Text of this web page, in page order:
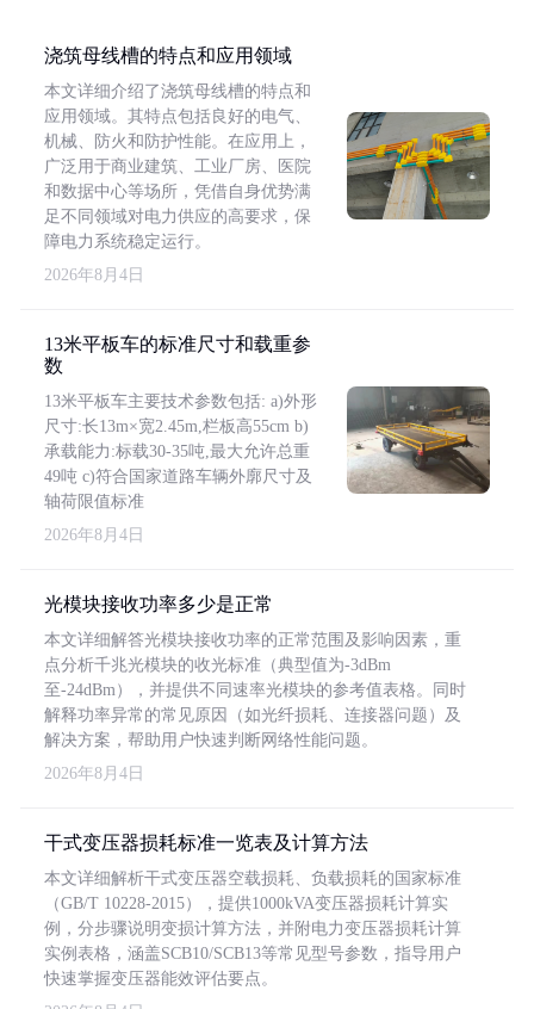
浇筑母线槽的特点和应用领域
本文详细介绍了浇筑母线槽的特点和
应用领域。其特点包括良好的电气、
机械、防火和防护性能。在应用上，
广泛用于商业建筑、工业厂房、医院
和数据中心等场所，凭借自身优势满
足不同领域对电力供应的高要求，保
障电力系统稳定运行。
2026年8月4日
13米平板车的标准尺寸和载重参
数
13米平板车主要技术参数包括: a)外形
尺寸:长13m×宽2.45m,栏板高55cm b)
承载能力:标载30-35吨,最大允许总重
49吨 c)符合国家道路车辆外廓尺寸及
轴荷限值标准
2026年8月4日
光模块接收功率多少是正常
本文详细解答光模块接收功率的正常范围及影响因素，重
点分析千兆光模块的收光标准（典型值为-3dBm
至-24dBm），并提供不同速率光模块的参考值表格。同时
解释功率异常的常见原因（如光纤损耗、连接器问题）及
解决方案，帮助用户快速判断网络性能问题。
2026年8月4日
干式变压器损耗标准一览表及计算方法
本文详细解析干式变压器空载损耗、负载损耗的国家标准
（GB/T 10228-2015），提供1000kVA变压器损耗计算实
例，分步骤说明变损计算方法，并附电力变压器损耗计算
实例表格，涵盖SCB10/SCB13等常见型号参数，指导用户
快速掌握变压器能效评估要点。